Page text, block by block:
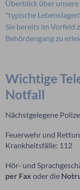
Überblick über
"typische
Sie bereits im Vorfeld
Behördengang zu
Wichtige
Notfall
Nächstgelegene
Feuerwehr und
Krankheitsfälle: 112
Hör- und
per Fax oder die